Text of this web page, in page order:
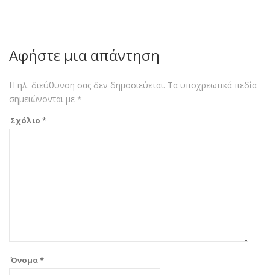
Αφήστε μια απάντηση
Η ηλ. διεύθυνση σας δεν δημοσιεύεται. Τα υποχρεωτικά πεδία
σημειώνονται με *
Σχόλιο *
Όνομα*